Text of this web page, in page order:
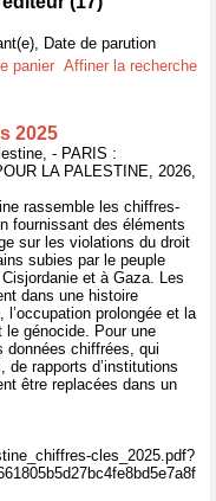
Date de parution
panier Affiner la recherche
2025
- PARIS :
LA PALESTINE, 2026,
rassemble les chiffres-
fournissant des éléments
sur les violations du droit
subies par le peuple
et à Gaza. Les
dans une histoire
l’occupation prolongée et la
le génocide. Pour une
données chiffrées, qui
de rapports d’institutions
être replacées dans un
cles_2025.pdf?